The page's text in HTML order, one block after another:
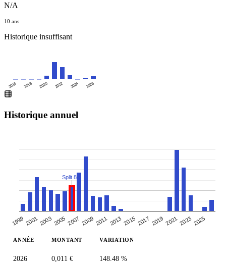
N/A
10 ans
Historique insuffisant
2016 2018 2020 2022 2024 2026
Historique annuel
1999 200120032005 2007 2009 2011 20132015 2017 2019 202120232025
Split 8:1
ANNÉE MONTANT VARIATION
2026 0,011 € 148.48 %